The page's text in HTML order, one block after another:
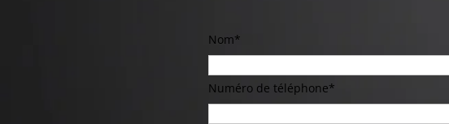
Nom*
Numéro de téléphone*